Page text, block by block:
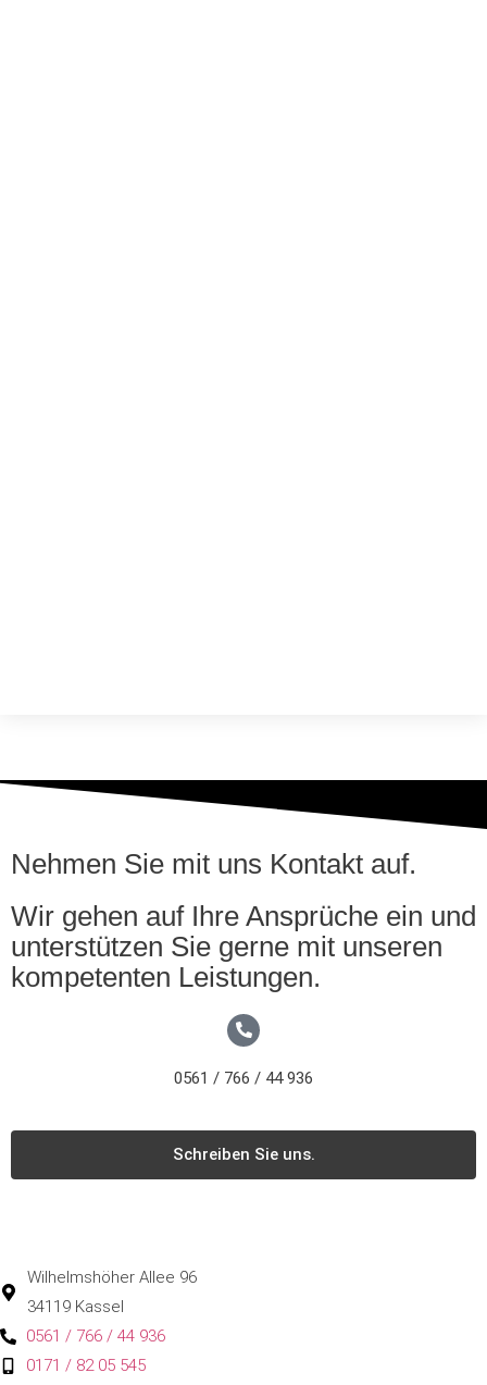
Nehmen Sie mit uns Kontakt auf.
Wir gehen auf Ihre Ansprüche ein und
unterstützen Sie gerne mit unseren
kompetenten Leistungen.
0561 / 766 / 44 936
Schreiben Sie uns.
Wilhelmshöher Allee 96
34119 Kassel
0561 / 766 / 44 936
0171 / 82 05 545